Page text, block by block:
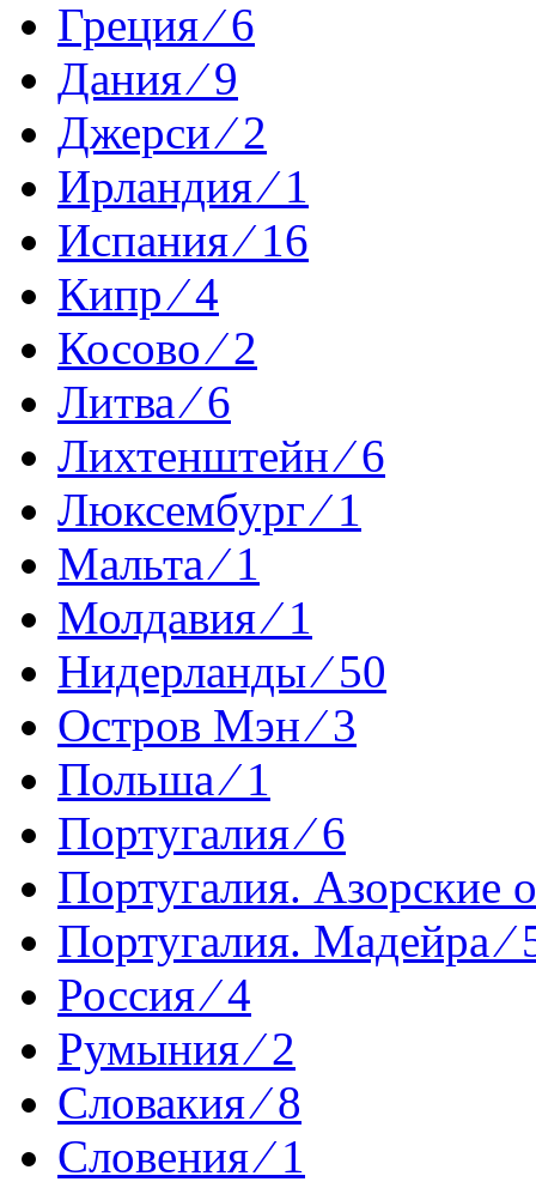
Греция ⁄ 6
Дания ⁄ 9
Джерси ⁄ 2
Ирландия ⁄ 1
Испания ⁄ 16
Кипр ⁄ 4
Косово ⁄ 2
Литва ⁄ 6
Лихтенштейн ⁄ 6
Люксембург ⁄ 1
Мальта ⁄ 1
Молдавия ⁄ 1
Нидерланды ⁄ 50
Остров Мэн ⁄ 3
Польша ⁄ 1
Португалия ⁄ 6
Португалия. Азорские
Португалия. Мадейра ⁄
Россия ⁄ 4
Румыния ⁄ 2
Словакия ⁄ 8
Словения ⁄ 1